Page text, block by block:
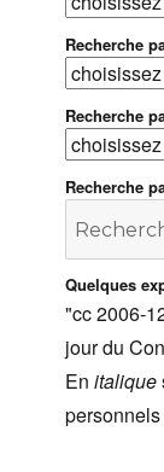
Recherche
Recherche
Recherche
Recherche
:Quelques
"cc 2006-
jour du
Enitalique